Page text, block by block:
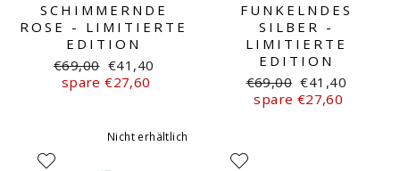
SCHIMMERNDE
ROSE - LIMITIERTE
EDITION
Normaler
Preis
€69,00 Sonderpreis
€41,40
spare €27,60
FUNKELNDES
SILBER -
LIMITIERTE
EDITION
Normaler
Preis
€69,00 Sonderpreis
€41,40
spare €27,60
Nicht erhältlich